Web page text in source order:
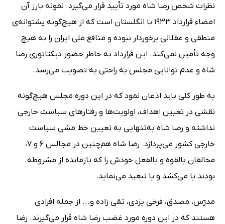
نظرات شخص رضا شاه مورد تأیید قرار می‌گیرد. نمونه بارز آن
امضاء قرارداد 1933 با انگلستان است که از هیچ‌گونه پشتوانه‌ی
منطقی و عقلانی برخوردار نبوده و منافع ملی ایران را به هیچ
وجه تأمین نمی‌کند. این قرارداد به خاطر حضور دیکتاتوری رضا
شاه و عدم توانایی مجلس به راحتی به تصویب می‌رسد.
به طور کلی باید اذعان نمود که در این دوره مجلس هیچ‌گونه
نقشی در تعیین اهداف، اولویت‌ها و رفتارهای سیاست خارجی
نداشته و رضا شاه به‌تنهایی به تعیین خط ‌مشی سیاست
خارجی کشور می‌پردازد. رضا شاه هم‌چنین در مجالس 6 و 7،
مخالفان بالقوه و بالفعل خودش را که بازمانده از مشروطه
بودند یا می‌کشد و یا تبعید می‌نماید.
مدرّس، مصدق، فرخی یزدی، تقی زاده و... از جمله افرادی
هستند که در این دوره مورد غضب رضا شاه قرار می‌گیرند. رضا